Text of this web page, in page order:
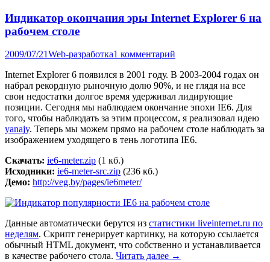
Индикатор окончания эры Internet Explorer 6 на
рабочем столе
2009/07/21Web-разработка1 комментарий
Internet Explorer 6 появился в 2001 году. В 2003-2004 годах он
набрал рекордную рыночную долю 90%, и не глядя на все
свои недостатки долгое время удерживал лидирующие
позиции. Сегодня мы наблюдаем окончание эпохи IE6. Для
того, чтобы наблюдать за этим процессом, я реализовал идею
yanajy. Теперь мы можем прямо на рабочем столе наблюдать за
изображением уходящего в тень логотипа IE6.
Скачать: ie6-meter.zip (1 кб.)
Исходники: ie6-meter-src.zip (236 кб.)
Демо: http://veg.by/pages/ie6meter/
Данные автоматически берутся из статистики liveinternet.ru по
неделям. Скрипт генерирует картинку, на которую ссылается
обычный HTML документ, что собственно и устанавливается
в качестве рабочего стола. Читать далее →